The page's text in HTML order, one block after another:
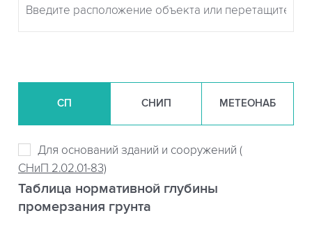
СП СНИП МЕТЕОНАБ
Для оснований зданий и сооружений (
СНиП 2.02.01-83)
Таблица нормативной глубины
промерзания грунта